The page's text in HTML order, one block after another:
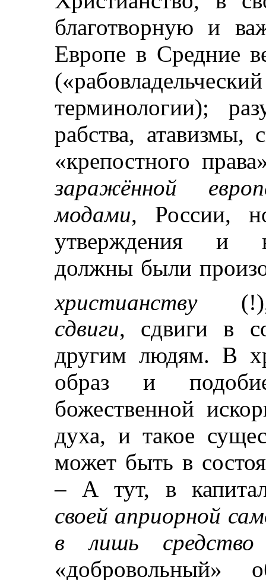
благотворную и
Европе в Средние
терминологии);
рабства,
«крепостного
заражённой
модами, России,
утверждения и
должны были
христианству
сдвиги, сдвиги в
другим людям. В
образ и
божественной
духа, и такое
может быть в
– А тут, в
своей априорной
в лишь средство
«добровольный»